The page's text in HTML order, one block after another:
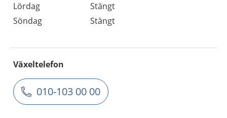
Lördag
Stängt
Söndag
Stängt
Växeltelefon
010-103 00 00